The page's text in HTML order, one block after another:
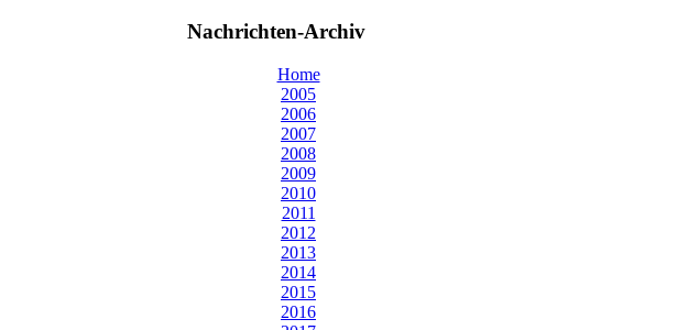
Nachrichten-Archiv
Home
2005
2006
2007
2008
2009
2010
2011
2012
2013
2014
2015
2016